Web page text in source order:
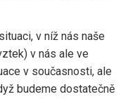
v níž nás naše
v nás ale ve
v současnosti, ale
budeme dostatečně